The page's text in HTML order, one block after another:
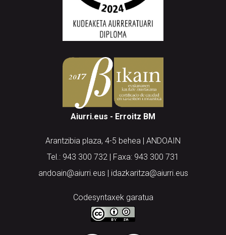
Aiurri.eus - Erroitz BM
Arantzibia plaza, 4-5 behea | ANDOAIN
Tel.: 943 300 732 | Faxa: 943 300 731
andoain@aiurri.eus | idazkaritza@aiurri.eus
Codesyntaxek garatua